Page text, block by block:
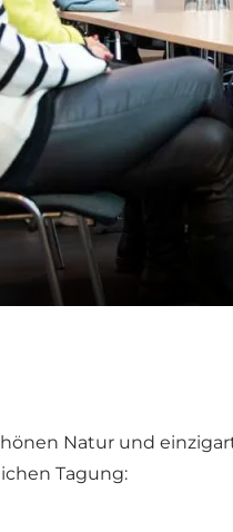
Natur und
Tagung: